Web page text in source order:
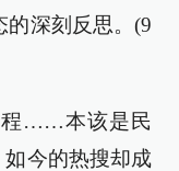
的深刻反思。(9
程……本该是民
如今的热搜却成